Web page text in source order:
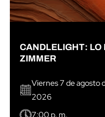
CANDLELIGHT: LO
ZIMMER
Viernes 7 de agosto
2026